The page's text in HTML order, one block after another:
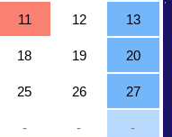
11 12 13
18 19 20
25 26 27
- - -